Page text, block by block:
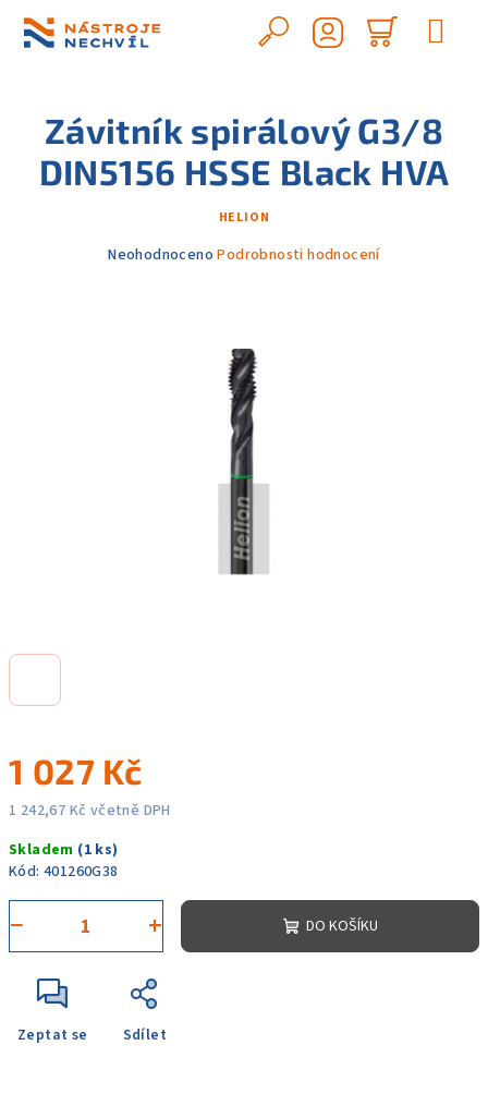
obsah
Hledat
košík
1 027 Kč
1 242,67 Kč včetně DPH
cena:
Skladem (1 ks)
Kód: 401260G38
+
− DO KOŠÍKU
Zeptat se Sdílet
Závitník spirálový G3/8
DIN5156 HSSE Black HVA
HELION
Průměrné
Neohodnoceno Podrobnosti hodnocení